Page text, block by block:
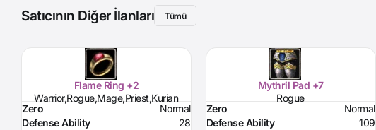
Satıcının Diğer İlanları Tümü
Flame Ring +2
Warrior,Rogue,Mage,Priest,Kurian
Zero
Normal
Defense Ability
28
Mythril Pad +7
Rogue
Zero
Normal
Defense Ability
109